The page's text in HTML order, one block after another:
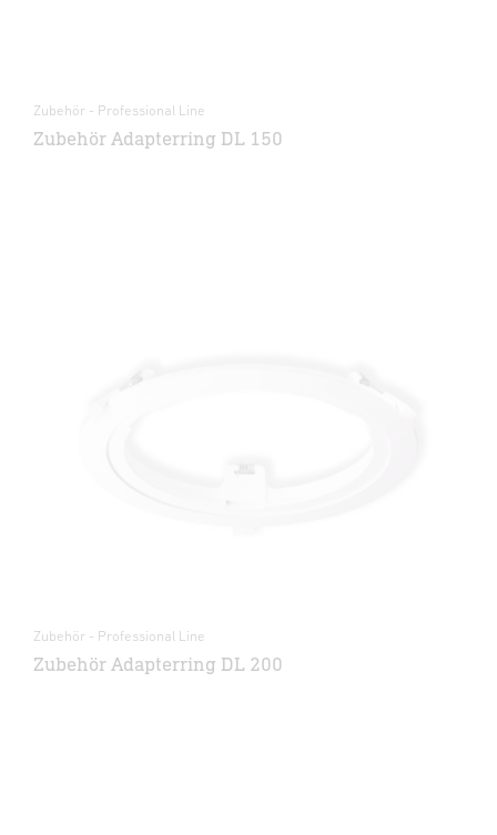
Zubehör - Professional Line
Zubehör Adapterring DL 150
Zubehör - Professional Line
Zubehör Adapterring DL 200